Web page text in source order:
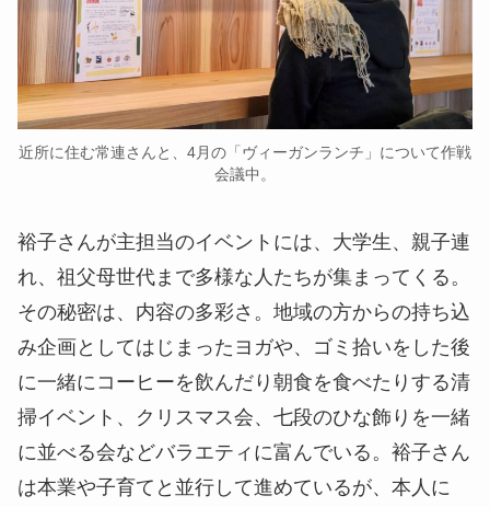
近所に住む常連さんと、4月の「ヴィーガンランチ」について作戦
会議中。
裕子さんが主担当のイベントには、大学生、親子連
れ、祖父母世代まで多様な人たちが集まってくる。
その秘密は、内容の多彩さ。地域の方からの持ち込
み企画としてはじまったヨガや、ゴミ拾いをした後
に一緒にコーヒーを飲んだり朝食を食べたりする清
掃イベント、クリスマス会、七段のひな飾りを一緒
に並べる会などバラエティに富んでいる。裕子さん
は本業や子育てと並行して進めているが、本人に